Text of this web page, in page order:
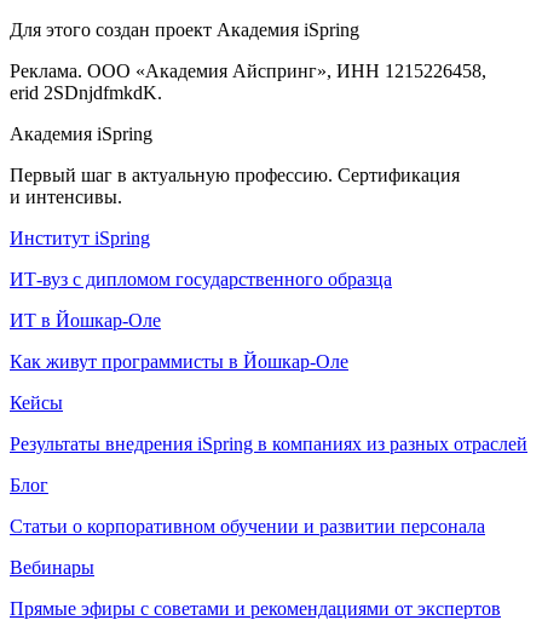
Для этого создан проект Академия iSpring
Реклама. ООО «Академия Айспринг», ИНН 1215226458,
erid 2SDnjdfmkdK.
Академия iSpring
Первый шаг в актуальную профессию. Сертификация
и интенсивы.
Институт iSpring
ИТ-вуз с дипломом государственного образца
ИТ в Йошкар-Оле
Как живут программисты в Йошкар‑Оле
Кейсы
Результаты внедрения iSpring в компаниях из разных отраслей
Блог
Статьи о корпоративном обучении и развитии персонала
Вебинары
Прямые эфиры с советами и рекомендациями от экспертов